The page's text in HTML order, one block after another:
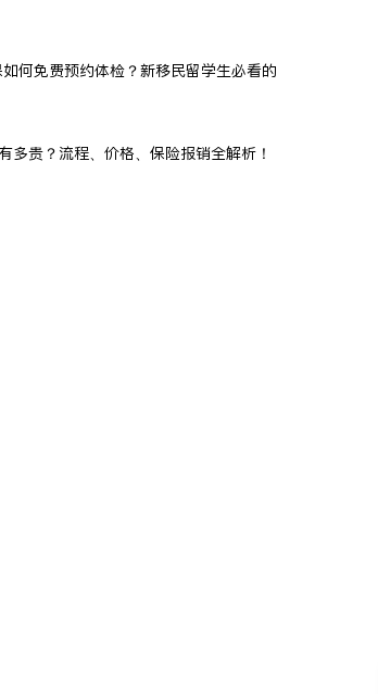
何免费预约体检？新移民留学生必看的
多贵？流程、价格、保险报销全解析！